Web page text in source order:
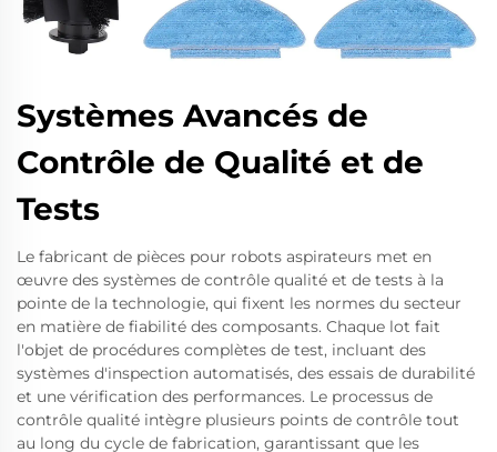
Systèmes Avancés de
Contrôle de Qualité et de
Tests
Le fabricant de pièces pour robots aspirateurs met en
œuvre des systèmes de contrôle qualité et de tests à la
pointe de la technologie, qui fixent les normes du secteur
en matière de fiabilité des composants. Chaque lot fait
l'objet de procédures complètes de test, incluant des
systèmes d'inspection automatisés, des essais de durabilité
et une vérification des performances. Le processus de
contrôle qualité intègre plusieurs points de contrôle tout
au long du cycle de fabrication, garantissant que les